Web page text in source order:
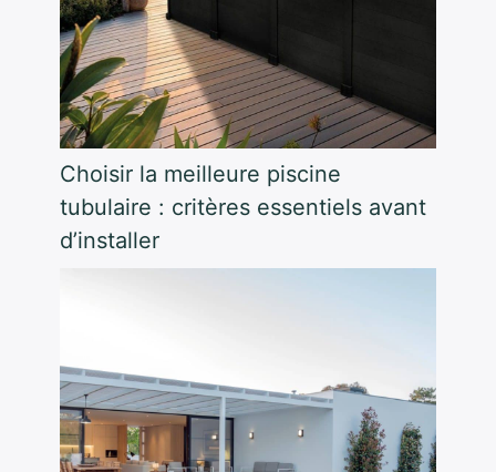
Choisir la meilleure piscine
tubulaire : critères essentiels avant
d’installer